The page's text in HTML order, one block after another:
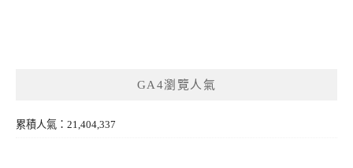
GA4瀏覽人氣
累積人氣：21,404,337